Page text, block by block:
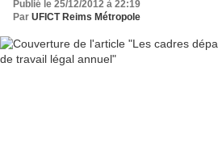
Publié le 25/12/2012 à 22:19
Par UFICT Reims Métropole